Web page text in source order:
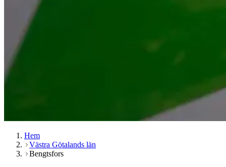
Hem
Västra Götalands län
Bengtsfors